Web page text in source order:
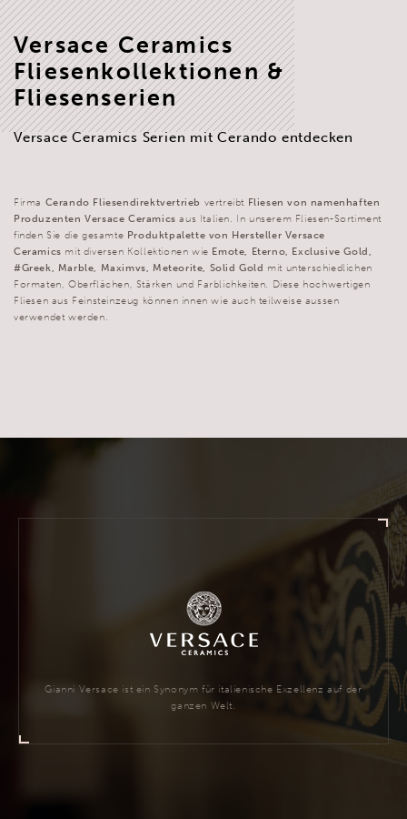
Versace Ceramics
Fliesenkollektionen &
Fliesenserien
Versace Ceramics Serien mit Cerando entdecken
Firma Cerando Fliesendirektvertrieb vertreibt Fliesen von namenhaften
Produzenten Versace Ceramics aus Italien. In unserem Fliesen-Sortiment
finden Sie die gesamte Produktpalette von Hersteller Versace
Ceramics mit diversen Kollektionen wie Emote, Eterno, Exclusive Gold,
#Greek, Marble, Maximvs, Meteorite, Solid Gold mit unterschiedlichen
Formaten, Oberflächen, Stärken und Farblichkeiten. Diese hochwertigen
Fliesen aus Feinsteinzeug können innen wie auch teilweise aussen
verwendet werden.
Gianni Versace ist ein Synonym für italienische Exzellenz auf der
ganzen Welt.